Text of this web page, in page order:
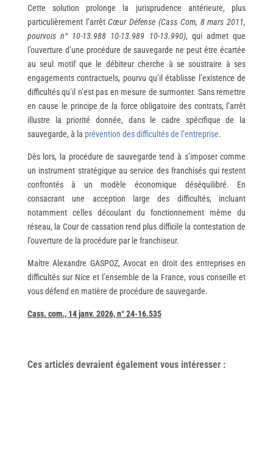
Cette solution prolonge la jurisprudence antérieure, plus
particulièrement l’arrêtCœur Défense (Cass Com, 8 mars 2011,
pourvois n° 10-13.988 10-13.989 10-13.990), qui admet que
l’ouverture d’une procédure de sauvegarde ne peut être écartée
au seul motif que le débiteur cherche à se soustraire à ses
engagements contractuels, pourvu qu’il établisse l’existence de
difficultés qu’il n’est pas en mesure de surmonter. Sans remettre
en cause le principe de la force obligatoire des contrats, l’arrêt
illustre la priorité donnée, dans le cadre spécifique de la
sauvegarde, à la prévention des difficultés de l’entreprise.
Dès lors, la procédure de sauvegarde tend à s’imposer comme
un instrument stratégique au service des franchisés qui restent
confrontés à un modèle économique déséquilibré. En
consacrant une acception large des difficultés, incluant
notamment celles découlant du fonctionnement même du
réseau, la Cour de cassation rend plus difficile la contestation de
l’ouverture de la procédure par le franchiseur.
Maître Alexandre GASPOZ, Avocat en droit des entreprises en
difficultés sur Nice et l’ensemble de la France, vous conseille et
vous défend en matière de procédure de sauvegarde.
Cass. com., 14 janv. 2026, n° 24-16.535
Ces articles devraient également vous intéresser: